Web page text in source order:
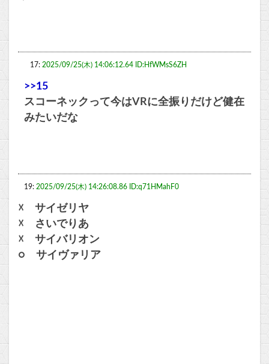
17: 2025/09/25(木) 14:06:12.64 ID:HfWMsS6ZH
>>15
スコーネックって今はVRに全振りだけど健在
みたいだな
19: 2025/09/25(木) 14:26:08.86 ID:q71HMahF0
☓ サイゼリヤ
☓ さいでりあ
☓ サイバリオン
○ サイヴァリア